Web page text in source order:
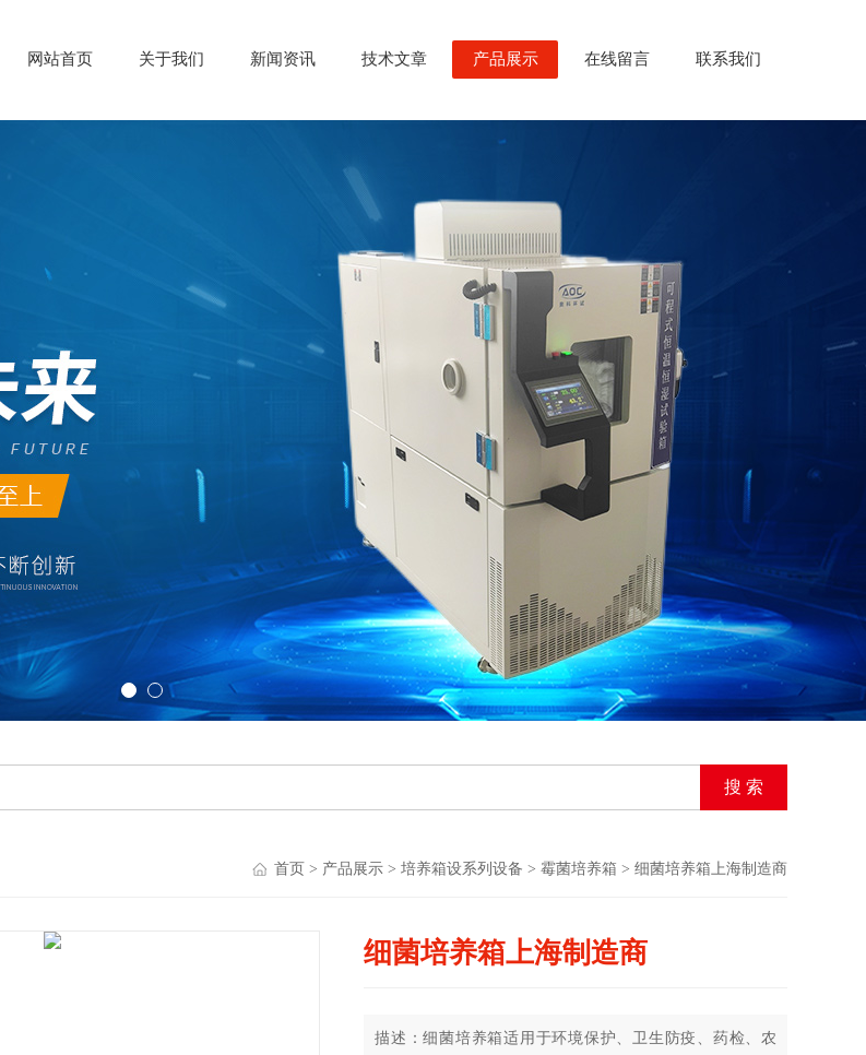
网站首页 关于我们 新闻资讯 技术文章 产品展示 在线留言 联系我们
首页 > 产品展示 > 培养箱设系列设备 > 霉菌培养箱 > 细菌培养箱上海制造商
细菌培养箱上海制造商
描述：细菌培养箱适用于环境保护、卫生防疫、药检、农